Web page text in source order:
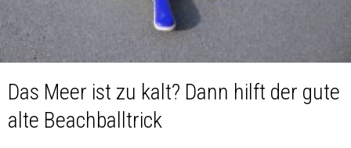
Das Meer ist zu kalt? Dann hilft der gute
alte Beachballtrick